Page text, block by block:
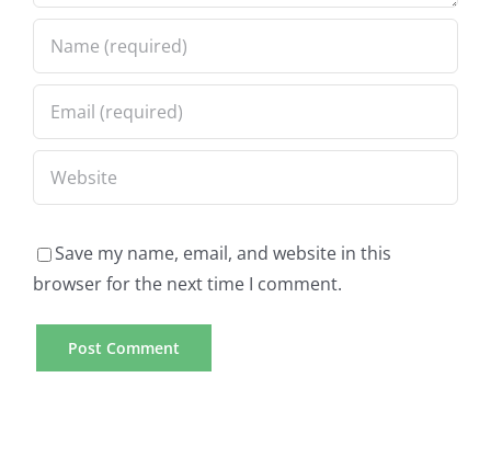
Save my name, email, and website in this
browser for the next time I comment.